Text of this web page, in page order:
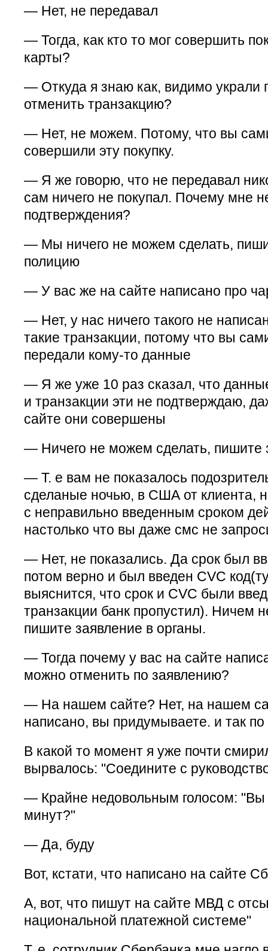
— Нет, не передавал
— Тогда, как кто то мог совершить
карты?
— Откуда я знаю как, видимо украли
отменить транзакцию?
— Нет, не можем. Потому, что вы
совершили эту покупку.
— Я же говорю, что не передавал
сам ничего не покупал. Почему мне
подтверждения?
— Мы ничего не можем сделать,
полицию
— У вас же на сайте написано про
— Нет, у нас ничего такого не
такие транзакции, потому что вы
передали кому-то данные
— Я же уже 10 раз сказал, что
и транзакции эти не подтверждаю,
сайте они совершены
— Ничего не можем сделать, пишите
— Т. е вам не показалось
сделаные ночью, в США от клиента,
с неправильно введенным сроком
настолько что вы даже смс не
— Нет, не показались. Да срок был
потом верно и был введен CVC
выяснится, что срок и CVC были
транзакции банк пропустил). Ничем
пишите заявление в органы.
— Тогда почему у вас на сайте
можно отменить по заявлению?
— На нашем сайте? Нет, на нашем
написано, вы придумываете. и так по
В какой то момент я уже почти
вырвалось: "Соедините с
— Крайне недовольным голосом: "Вы
минут?"
— Да, буду
Вот, кстати, что написано на сайте
А, вот, что пишут на сайте МВД с
национальной платежной системе"